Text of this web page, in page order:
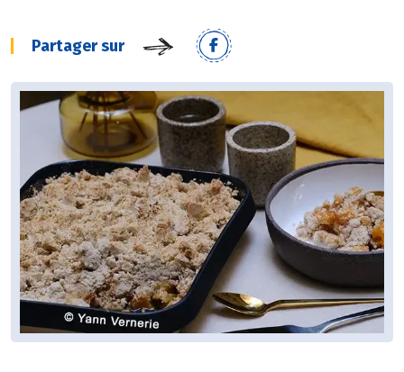
Partager sur